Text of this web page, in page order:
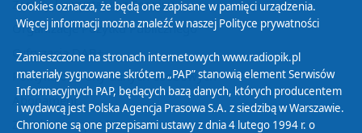
Zasady korzystania z Serwisu
Organizacje Pożytku Publicznego
Cyfryzacja DAB+
Polityka ochrony danych osobowych
Abonament
Zamówienia publiczne
cookies oznacza, że będą one zapisane w pamięci urządzenia.
Więcej informacji można znaleźć w naszej Polityce prywatności
Zamieszczone na stronach internetowych www.radiopik.pl
materiały sygnowane skrótem „PAP” stanowią element Serwisów
Informacyjnych PAP, będących bazą danych, których producentem
i wydawcą jest Polska Agencja Prasowa S.A. z siedzibą w Warszawie.
Chronione są one przepisami ustawy z dnia 4 lutego 1994 r. o